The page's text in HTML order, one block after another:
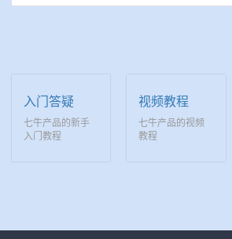
入门答疑
七牛产品的新手
入门教程
视频教程
七牛产品的视频
教程